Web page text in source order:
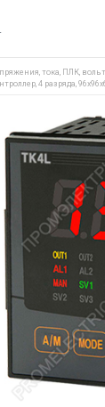
тока, ПЛК,
4 разряда,